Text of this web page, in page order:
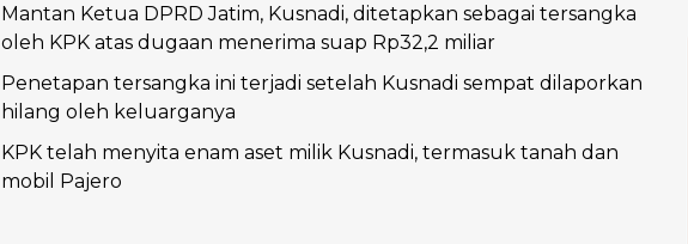
Mantan Ketua DPRD Jatim, Kusnadi, ditetapkan sebagai tersangka
oleh KPK atas dugaan menerima suap Rp32,2 miliar
Penetapan tersangka ini terjadi setelah Kusnadi sempat dilaporkan
hilang oleh keluarganya
KPK telah menyita enam aset milik Kusnadi, termasuk tanah dan
mobil Pajero